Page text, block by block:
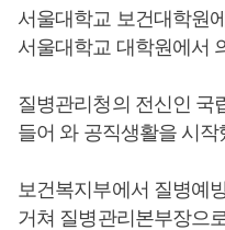
서울대학교 보건대학원
서울대학교 대학원에서
질병관리청의 전신인 국
들어 와 공직생활을 시작
보건복지부에서 질병예
거쳐 질병관리본부장으